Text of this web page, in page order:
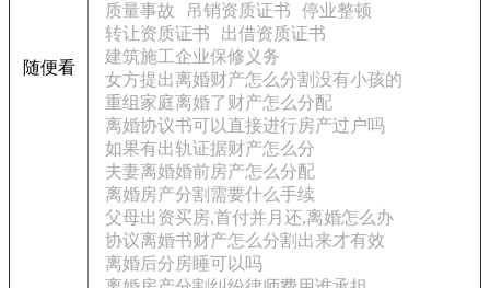
随便看
质量事故
吊销资质证书
停业整顿
转让资质证书
出借资质证书
建筑施工企业保修义务
女方提出离婚财产怎么分割没有小孩的
重组家庭离婚了财产怎么分配
离婚协议书可以直接进行房产过户吗
如果有出轨证据财产怎么分
夫妻离婚婚前房产怎么分配
离婚房产分割需要什么手续
父母出资买房,首付并月还,离婚怎么办
协议离婚书财产怎么分割出来才有效
离婚后分房睡可以吗